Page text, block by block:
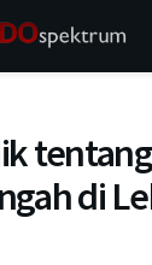
di